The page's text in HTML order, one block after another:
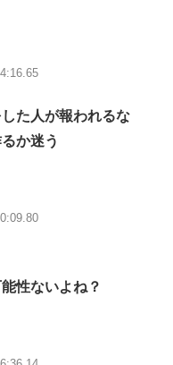
た人が報われるな
か迷う
性ないよね？